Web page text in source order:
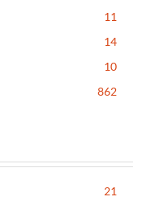
11
14
10
862
21